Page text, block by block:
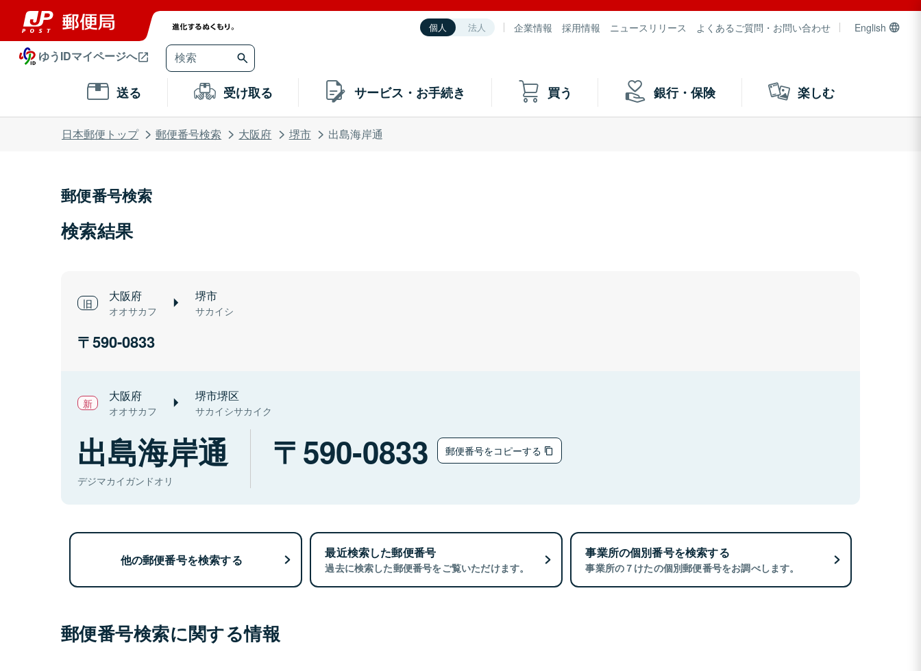
個人 法人 企業情報 採用情報 ニュースリリース よくあるご質問・お問い合わせ English
ゆうIDマイページへ
送る 受け取る サービス・お手続き 買う 銀行・保険 楽しむ
日本郵便トップ 郵便番号検索 大阪府 堺市 出島海岸通
郵便番号検索
検索結果
大阪府
オオサカフ
堺市
サカイシ
590-0833
大阪府
オオサカフ
堺市堺区
サカイシサカイク
出島海岸通
デジマカイガンドオリ
590-0833 郵便番号をコピーする
他の郵便番号を検索する 最近検索した郵便番号
過去に検索した郵便番号をご覧いただけます。
事業所の個別番号を検索する
事業所の７けたの個別郵便番号をお調べします。
郵便番号検索に関する情報